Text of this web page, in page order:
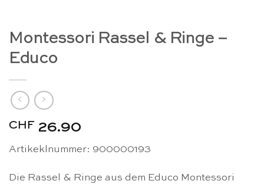
Montessori Rassel & Ringe –
Educo
CHF 26.90
Artikeklnummer: 900000193
Die Rassel & Ringe aus dem Educo Montessori